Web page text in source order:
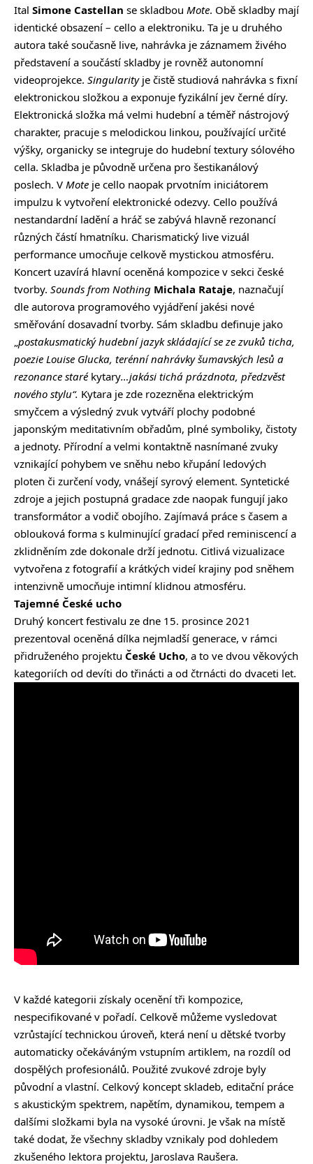
Ital Simone Castellan se skladbou Mote. Obě skladby mají
identické obsazení – cello a elektroniku. Ta je u druhého
autora také současně live, nahrávka je záznamem živého
představení a součástí skladby je rovněž autonomní
videoprojekce. Singularityje čistě studiová nahrávka s fixní
elektronickou složkou a exponuje fyzikální jev černé díry.
Elektronická složka má velmi hudební a téměř nástrojový
charakter, pracuje s melodickou linkou, používající určité
výšky, organicky se integruje do hudební textury sólového
cella. Skladba je původně určena pro šestikanálový
poslech. V Mote je cello naopak prvotním iniciátorem
impulzu k vytvoření elektronické odezvy. Cello používá
nestandardní ladění a hráč se zabývá hlavně rezonancí
různých částí hmatníku. Charismatický live vizuál
performance umocňuje celkově mystickou atmosféru.
Koncert uzavírá hlavní oceněná kompozice v sekci české
tvorby. Sounds from Nothing Michala Rataje, naznačují
dle autorova programového vyjádření jakési nové
směřování dosavadní tvorby. Sám skladbu definuje jako
postakusmatický hudební jazyk skládající se ze zvuků ticha,
poezie Louise Glucka, terénní nahrávky šumavských lesů a
rezonance staré kytary…jakási tichá prázdnota, předzvěst
nového stylu“. Kytara je zde rozezněna elektrickým
smyčcem a výsledný zvuk vytváří plochy podobné
japonským meditativním obřadům, plné symboliky, čistoty
a jednoty. Přírodní a velmi kontaktně nasnímané zvuky
vznikající pohybem ve sněhu nebo křupání ledových
ploten či zurčení vody, vnášejí syrový element. Syntetické
zdroje a jejich postupná gradace zde naopak fungují jako
transformátor a vodič obojího. Zajímavá práce s časem a
oblouková forma s kulminující gradací před reminiscencí a
zklidněním zde dokonale drží jednotu. Citlivá vizualizace
vytvořena z fotografií a krátkých videí krajiny pod sněhem
intenzivně umocňuje intimní klidnou atmosféru.
Tajemné České ucho
Druhý koncert festivalu ze dne 15. prosince 2021
prezentoval oceněná dílka nejmladší generace, v rámci
přidruženého projektu České Ucho, a to ve dvou věkových
kategoriích od devíti do třinácti a od čtrnácti do dvaceti let.
V každé kategorii získaly ocenění tři kompozice,
nespecifikované v pořadí. Celkově můžeme vysledovat
vzrůstající technickou úroveň, která není u dětské tvorby
automaticky očekáváným vstupním artiklem, na rozdíl od
dospělých profesionálů. Použité zvukové zdroje byly
původní a vlastní. Celkový koncept skladeb, editační práce
s akustickým spektrem, napětím, dynamikou, tempem a
dalšími složkami byla na vysoké úrovni. Je však na místě
také dodat, že všechny skladby vznikaly pod dohledem
zkušeného lektora projektu, Jaroslava Raušera.